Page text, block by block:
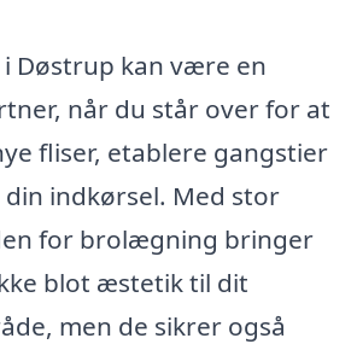
Døstrup kan være en
når du står over for at
fliser, etablere gangstier
indkørsel. Med stor
for brolægning bringer
blot æstetik til dit
men de sikrer også